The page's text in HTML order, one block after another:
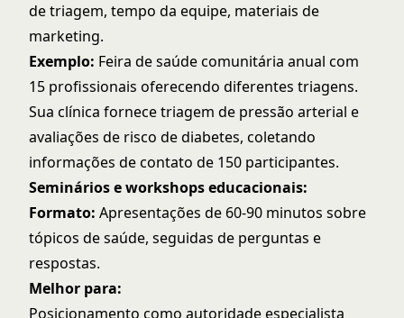
de triagem, tempo da equipe, materiais de
marketing.
Exemplo: Feira de saúde comunitária anual com
15 profissionais oferecendo diferentes triagens.
Sua clínica fornece triagem de pressão arterial e
avaliações de risco de diabetes, coletando
informações de contato de 150 participantes.
Seminários e workshops educacionais:
Formato: Apresentações de 60-90 minutos sobre
tópicos de saúde, seguidas de perguntas e
respostas.
Melhor para:
Posicionamento como autoridade especialista